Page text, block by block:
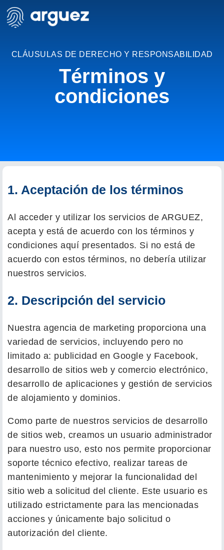
CLÁUSULAS DE DERECHO Y RESPONSABILIDAD
Términos y
condiciones
1. Aceptación de los términos
Al acceder y utilizar los servicios de ARGUEZ,
acepta y está de acuerdo con los términos y
condiciones aquí presentados. Si no está de
acuerdo con estos términos, no debería utilizar
nuestros servicios.
2. Descripción del servicio
Nuestra agencia de marketing proporciona una
variedad de servicios, incluyendo pero no
limitado a: publicidad en Google y Facebook,
desarrollo de sitios web y comercio electrónico,
desarrollo de aplicaciones y gestión de servicios
de alojamiento y dominios.
Como parte de nuestros servicios de desarrollo
de sitios web, creamos un usuario administrador
para nuestro uso, esto nos permite proporcionar
soporte técnico efectivo, realizar tareas de
mantenimiento y mejorar la funcionalidad del
sitio web a solicitud del cliente. Este usuario es
utilizado estrictamente para las mencionadas
acciones y únicamente bajo solicitud o
autorización del cliente.